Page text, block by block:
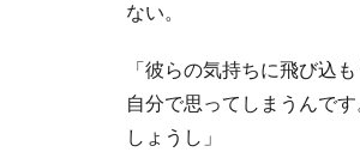
ない。
「彼らの気持ちに飛び込
自分で思ってしまうんで
しょうし」